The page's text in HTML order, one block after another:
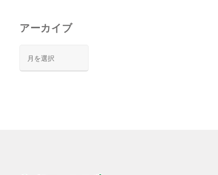
アーカイブ
カ